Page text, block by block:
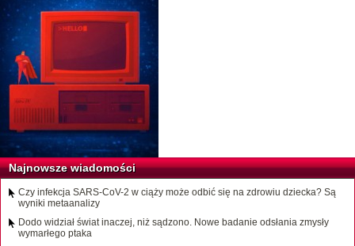
Najnowsze wiadomości
Czy infekcja SARS-CoV-2 w ciąży może odbić się na zdrowiu dziecka? Są
wyniki metaanalizy
Dodo widział świat inaczej, niż sądzono. Nowe badanie odsłania zmysły
wymarłego ptaka